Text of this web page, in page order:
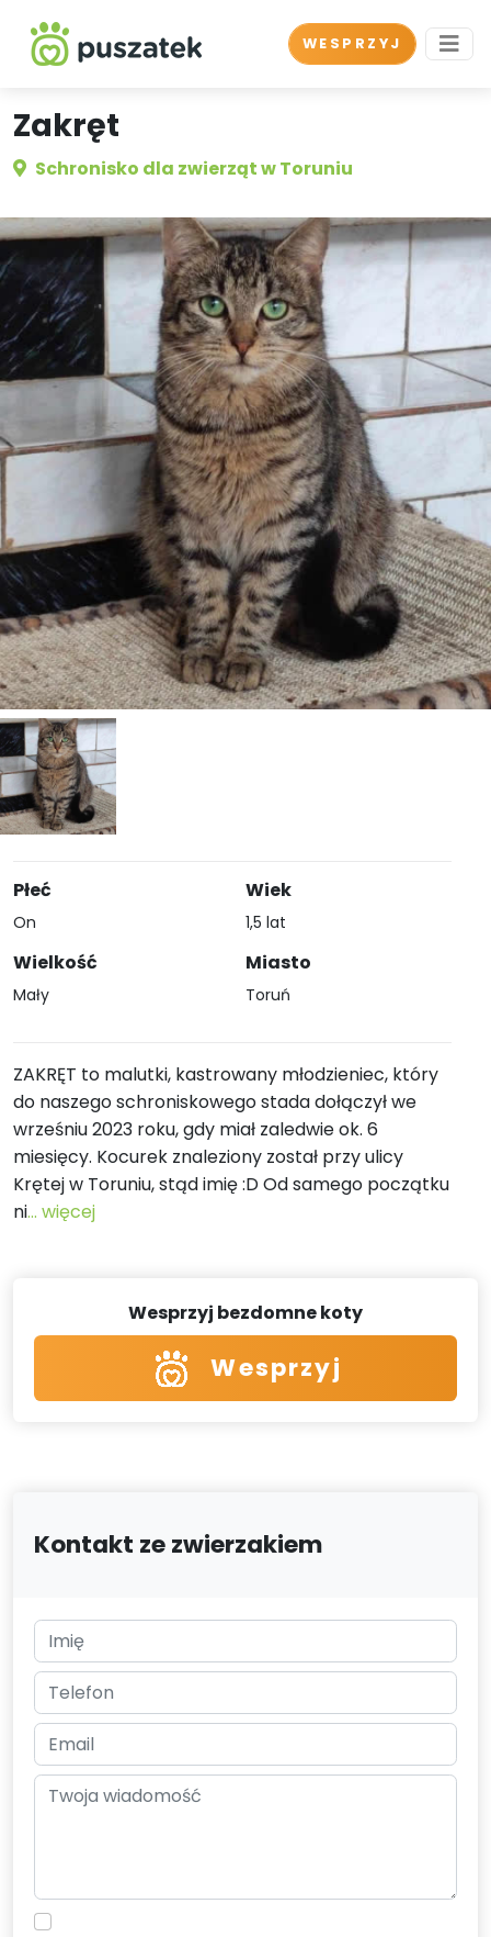
WESPRZYJ
Zakręt
Schronisko dla zwierząt w Toruniu
Płeć
On
Wielkość
Mały
Wiek
1,5 lat
Miasto
Toruń
ZAKRĘT to malutki, kastrowany młodzieniec, który
do naszego schroniskowego stada dołączył we
wrześniu 2023 roku, gdy miał zaledwie ok. 6
miesięcy. Kocurek znaleziony został przy ulicy
Krętej w Toruniu, stąd imię :D Od samego początku
ni... więcej
Wesprzyj bezdomne koty
Wesprzyj
Kontakt ze zwierzakiem